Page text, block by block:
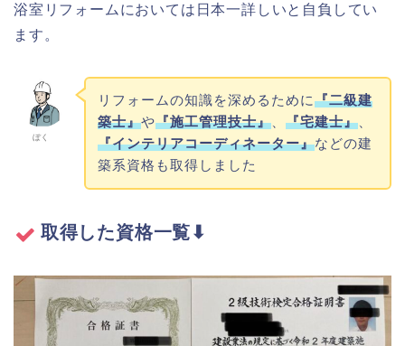
浴室リフォームにおいては日本一詳しいと自負してい
ます。
ぼく
リフォームの知識を深めるために『二級建
築士』や『施工管理技士』、 『宅建士』、
『インテリアコーディネーター』などの建
築系資格も取得しました
取得した資格一覧⬇︎